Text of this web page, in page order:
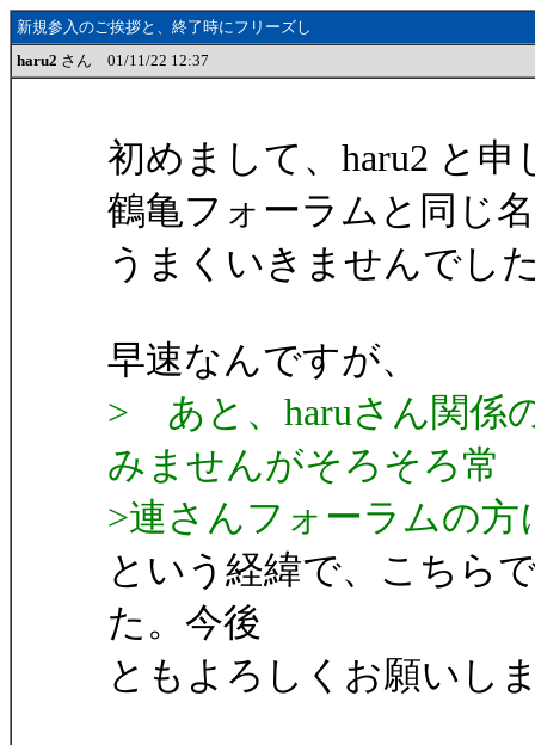
新規参入のご挨拶と、終了時にフリーズし
haru2 さん 01/11/22 12:37
初めまして、haru2 と申
鶴亀フォーラムと同じ
うまくいきませんでし
早速なんですが、
> あと、haruさん関係
みませんがそろそろ常
>連さんフォーラムの
という経緯で、こちら
た。今後
ともよろしくお願いし